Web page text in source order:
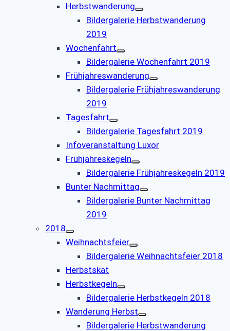
Herbstwanderung
Bildergalerie Herbstwanderung
2019
Wochenfahrt
Bildergalerie Wochenfahrt 2019
Frühjahreswanderung
Bildergalerie Frühjahreswanderung
2019
Tagesfahrt
Bildergalerie Tagesfahrt 2019
Infoveranstaltung Luxor
Frühjahreskegeln
Bildergalerie Frühjahreskegeln 2019
Bunter Nachmittag
Bildergalerie Bunter Nachmittag
2019
2018
Weihnachtsfeier
Bildergalerie Weihnachtsfeier 2018
Herbstskat
Herbstkegeln
Bildergalerie Herbstkegeln 2018
Wanderung Herbst
Bildergalerie Herbstwanderung